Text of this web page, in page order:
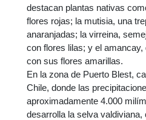
destacan plantas nativas
flores rojas; la mutisia, una
anaranjadas; la virreina,
con flores lilas; y el
con sus flores amarillas.
En la zona de Puerto Blest,
Chile, donde las
aproximadamente 4.000
desarrolla la selva